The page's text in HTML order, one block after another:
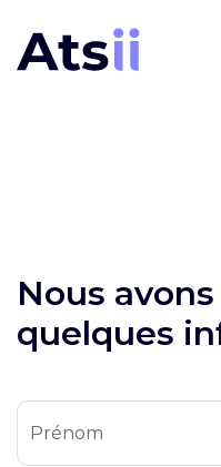
Nous
quelques
Prénom